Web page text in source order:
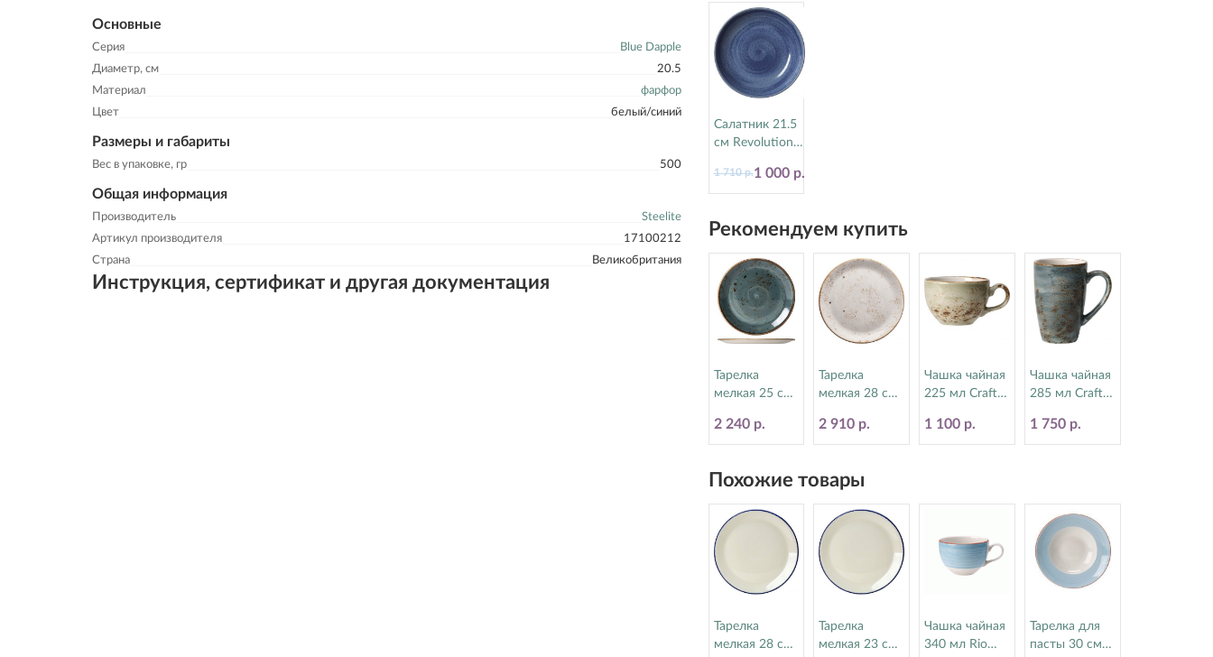
Основные
Серия
Blue Dapple
Диаметр, см
20.5
Материал
фарфор
Цвет
белый/синий
Размеры и габариты
Вес в упаковке, гр 500
Общая информация
Производитель
Steelite
Артикул производителя
17100212
Страна
Великобритания
Инструкция, сертификат и другая документация
Салатник 21.5
см Revolution
Steelite
(Стилайт)
1 000 р.
1 710 р.
Рекомендуем купить
Тарелка
мелкая 25 см
Steelite
(Стилайт)
2 240 р.
Тарелка
мелкая 28 см
Steelite
(Стилайт)
2 910 р.
Чашка чайная
225 мл Craft
(Стилайт)
11310189
1 100 р.
Чашка чайная
285 мл Craft
(Стилайт)
11300592
1 750 р.
Похожие товары
Тарелка
мелкая 28 см
Тарелка
мелкая 23 см
Чашка чайная
340 мл Rio
Тарелка для
пасты 30 см